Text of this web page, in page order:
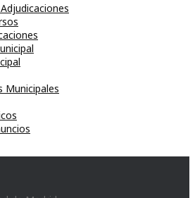
Municipales